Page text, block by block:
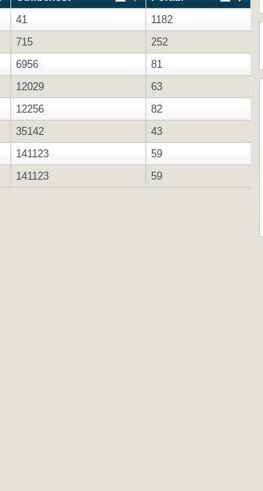
41
1182
715
252
6956
81
12029
63
12256
82
35142
43
141123
59
141123 59